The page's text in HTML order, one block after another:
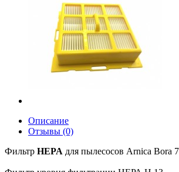
Описание
Отзывы (0)
Фильтр HEPA для пылесосов Arnica Bora